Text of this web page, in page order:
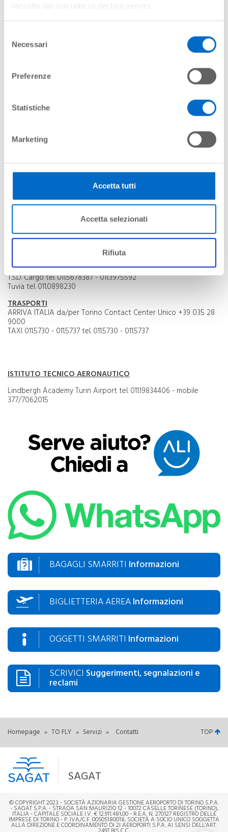
raccolto dal suo utilizzo dei loro servizi.
delNecessari
Preferenze
Statistiche
Marketing
Accetta tutti
Accetta selezionati
Rifiuta
HANDLER - BAGAGLI SMARRITI
Aviapartner
Tel.: 011.5676785
Orario: 8 - 24
Consegna: 9 - 12, 14 - 21
SCUOLA VOLO
SERVIZI AEROPORTO
Autogrill tel. 011.9961154
Sala Amica - Assistenza PRM (Persone a Ridotta Mobilità) tel.
011.5676361-2
Meeting Roomecommerce@sagat.trn.it
TrueStar SecureBag tel. 0331.72301
Value Group tel. 342/5157036
PETROLIERI
AIR BP Italia tel. 011.4704622
SPEDIZIONIERI CARGO
Spedit tel. 011.5678235
T.S.D. Cargo tel. 011.5678387 - 011.3975592
Tuvia tel. 011.0898230
TRASPORTI
ARRIVA ITALIA da/per Torino Contact Center Unico +39 035 28
9000
TAXI 011.5730 - 011.5737 tel. 011.5730 - 011.5737
ISTITUTO TECNICO AERONAUTICO
Lindbergh Academy Turin Airport tel. 011.19834406 - mobile
377/7062015
BAGAGLI SMARRITI Informazioni
BIGLIETTERIA AEREAInformazioni
OGGETTI SMARRITI Informazioni
SCRIVICI Suggerimenti, segnalazioni e
reclami
Homepage » TO FLY » Servizi » Contatti TOP
SAGAT
© COPYRIGHT 2023 - SOCIETÀ AZIONARIA GESTIONE AEROPORTO DI TORINO S.P.A.
- SAGAT S.P.A. - STRADA SAN MAURIZIO 12 - 10072 CASELLE TORINESE (TORINO),
ITALIA - CAPITALE SOCIALE I.V. € 12.911.481,00 - R.E.A. N. 270127 REGISTRO DELLE
IMPRESE DI TORINO - P. IVA/C.F. 00505180018, SOCIETÀ A SOCIO UNICO SOGGETTA
ALLA DIREZIONE E COORDINAMENTO DI 2I AEROPORTI S.P.A. AI SENSI DELL'ART.